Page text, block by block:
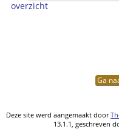
Ga
Deze site werd aangemaakt door
13.1.1, geschreven